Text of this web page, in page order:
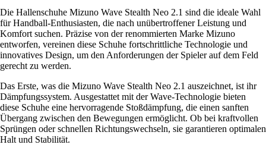
Die Hallenschuhe Mizuno Wave Stealth Neo 2.1 sind die ideale Wahl
für Handball-Enthusiasten, die nach unübertroffener Leistung und
Komfort suchen. Präzise von der renommierten Marke Mizuno
entworfen, vereinen diese Schuhe fortschrittliche Technologie und
innovatives Design, um den Anforderungen der Spieler auf dem Feld
gerecht zu werden.
Das Erste, was die Mizuno Wave Stealth Neo 2.1 auszeichnet, ist ihr
Dämpfungssystem. Ausgestattet mit der Wave-Technologie bieten
diese Schuhe eine hervorragende Stoßdämpfung, die einen sanften
Übergang zwischen den Bewegungen ermöglicht. Ob bei kraftvollen
Sprüngen oder schnellen Richtungswechseln, sie garantieren optimalen
Halt und Stabilität.